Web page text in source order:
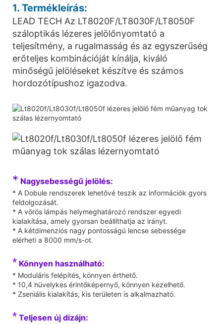
1. Termékleírás:
LEAD TECH Az LT8020F/LT8030F/LT8050F
száloptikás lézeres jelölőnyomtató a
teljesítmény, a rugalmasság és az egyszerűség
erőteljes kombinációját kínálja, kiváló
minőségű jelöléseket készítve és számos
hordozótípushoz igazodva.
* Nagysebességű jelölés:
* A Dobule rendszerek lehetővé teszik az információk gyors
feldolgozását.
* A vörös lámpás helymeghatározó rendszer egyedi
kialakítása, amely gyorsan beállíthatja az irányt.
* A kétdimenziós nagy pontosságú lencse sebessége
elérheti a 8000 mm/s-ot.
* Könnyen használható:
* Moduláris felépítés, könnyen érthető.
* 10,4 hüvelykes érintőképernyő, könnyen kezelhető.
* Zseniális kialakítás, kis területen is alkalmazható.
* Teljesen új dizájn: